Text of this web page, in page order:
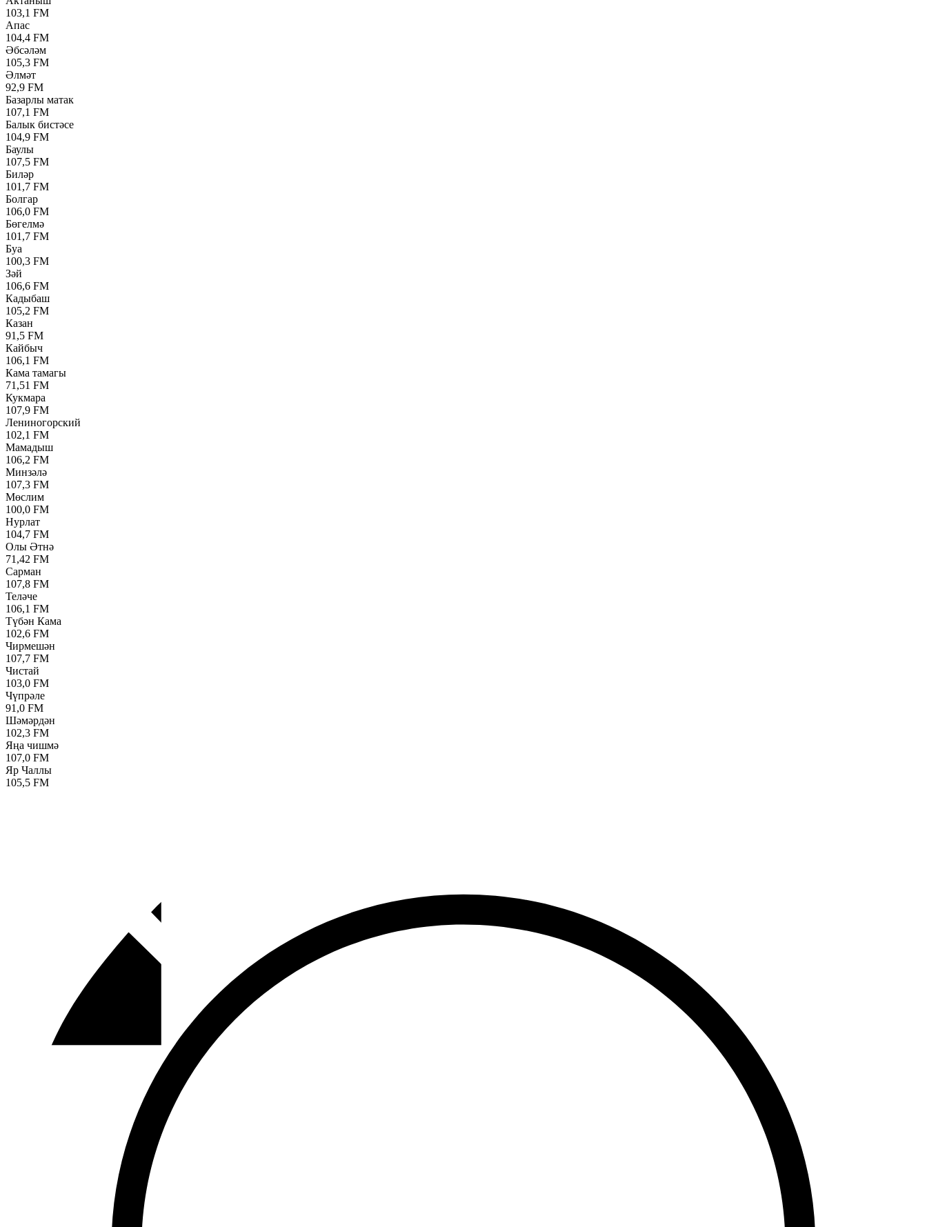
103,1 FM
Апас
104,4 FM
Әбсәләм
105,3 FM
Әлмәт
92,9 FM
Базарлы матак
107,1 FM
Балык бистәсе
104,9 FM
Баулы
107,5 FM
Биләр
101,7 FM
Болгар
106,0 FM
Бөгелмә
101,7 FM
Буа
100,3 FM
Зәй
106,6 FM
Кадыбаш
105,2 FM
Казан
91,5 FM
Кайбыч
106,1 FM
Кама тамагы
71,51 FM
Кукмара
107,9 FM
Лениногорский
102,1 FM
Мамадыш
106,2 FM
Минзәлә
107,3 FM
Мөслим
100,0 FM
Нурлат
104,7 FM
Олы Әтнә
71,42 FM
Сарман
107,8 FM
Теләче
106,1 FM
Түбән Кама
102,6 FM
Чирмешән
107,7 FM
Чистай
103,0 FM
Чүпрәле
91,0 FM
Шәмәрдән
102,3 FM
Яңа чишмә
107,0 FM
Яр Чаллы
105,5 FM